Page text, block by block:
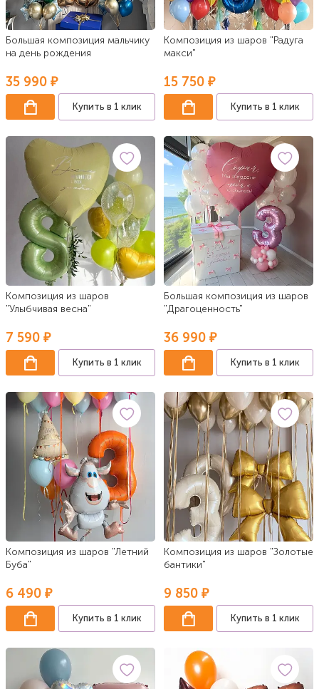
Большая композиция мальчику
на день рождения
35 990 ₽
Купить в 1 клик
Композиция из шаров "Радуга
макси"
15 750 ₽
Купить в 1 клик
Композиция из шаров
"Улыбчивая весна"
7 590 ₽
Купить в 1 клик
Большая композиция из шаров
"Драгоценность"
36 990 ₽
Купить в 1 клик
Композиция из шаров "Летний
Буба"
6 490 ₽
Купить в 1 клик
Композиция из шаров "Золотые
бантики"
9 850 ₽
Купить в 1 клик